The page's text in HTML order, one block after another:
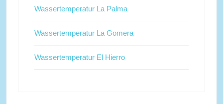
Wassertemperatur La Palma
Wassertemperatur La Gomera
Wassertemperatur El Hierro